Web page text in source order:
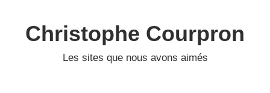
to
content
Christophe Courpron
Les sites que nous avons aimés